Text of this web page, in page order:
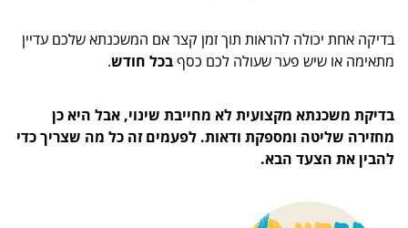
בדיקה אחת יכולה להראות תוך זמן קצר אם המשכנתא שלכם עדיין
מתאימה או שיש פער שעולה לכם כסףבכל חודש.
בדיקת משכנתא מקצועית לא מחייבת שינוי, אבל היא כן
מחזירה שליטה ומספקת ודאות. לפעמים זה כל מה שצריך כדי
להבין את הצעד הבא.